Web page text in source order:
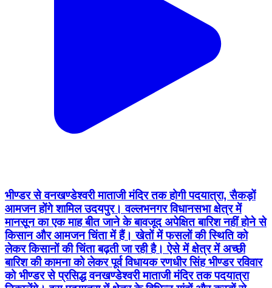
भीण्डर से वनखण्डेश्वरी माताजी मंदिर तक होगी पदयात्रा, सैकड़ों
आमजन होंगे शामिल उदयपुर। वल्लभनगर विधानसभा क्षेत्र में
मानसून का एक माह बीत जाने के बावजूद अपेक्षित बारिश नहीं होने से
किसान और आमजन चिंता में हैं। खेतों में फसलों की स्थिति को
लेकर किसानों की चिंता बढ़ती जा रही है। ऐसे में क्षेत्र में अच्छी
बारिश की कामना को लेकर पूर्व विधायक रणधीर सिंह भीण्डर रविवार
को भीण्डर से प्रसिद्ध वनखण्डेश्वरी माताजी मंदिर तक पदयात्रा